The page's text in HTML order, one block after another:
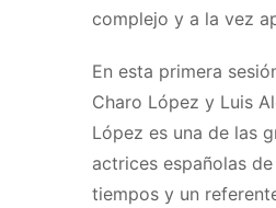
complejo y a la vez
En esta primera
Charo López y Luis
López es una de las
actrices españolas
tiempos y un